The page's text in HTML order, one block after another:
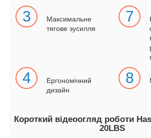
3
Максимальне
тягове зусилля
7
4
Ергономічний
дизайн
8
Короткий відеоогляд роботи
20LBS